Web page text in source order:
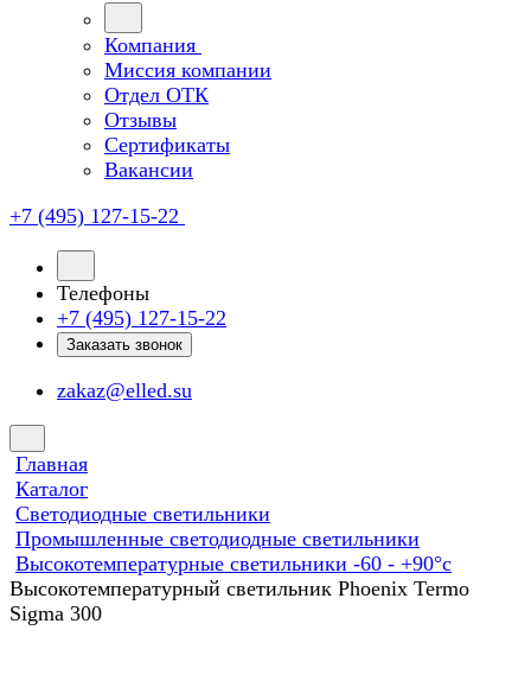
Компания
Миссия компании
Отдел ОТК
Отзывы
Сертификаты
Вакансии
+7 (495) 127-15-22
Телефоны
+7 (495) 127-15-22
Заказать звонок
zakaz@elled.su
Главная
Каталог
Светодиодные светильники
Промышленные светодиодные светильники
Высокотемпературные светильники -60 - +90°с
Высокотемпературный светильник Phoenix Termo
Sigma 300